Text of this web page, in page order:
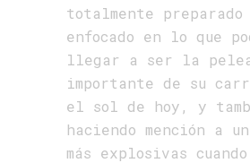
totalmente preparado
enfocado en lo que
llegar a ser la pelea
importante de su
el sol de hoy, y
haciendo mención a
más explosivas